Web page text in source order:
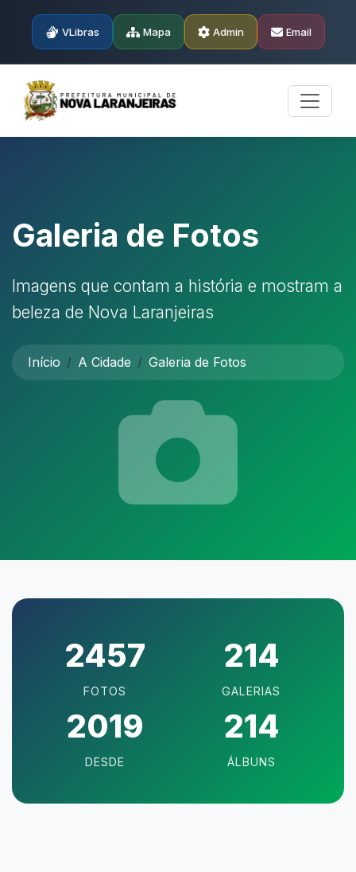
VLibras Mapa Admin Email
Galeria de Fotos
Imagens que contam a história e mostram a
beleza de Nova Laranjeiras
Início A Cidade Galeria de Fotos
2457
FOTOS
214
GALERIAS
2019
DESDE
214
ÁLBUNS